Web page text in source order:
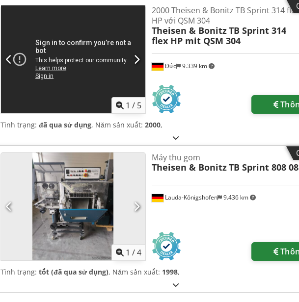
1 / 5
Đức 9.339 km
2000 Theisen & Bonitz TB Sprint 314 flex
HP với QSM 304
Theisen & BonitzTB Sprint 314
flex HP mit QSM 304
Tình trạng: đã qua sử dụng, Năm sản xuất: 2000,
1 /4
Lauda-Königshofen 9.436 km
Máy thu gom
Theisen & BonitzTB Sprint 808 08
Tình trạng: tốt (đã qua sử dụng), Năm sản xuất: 1998,